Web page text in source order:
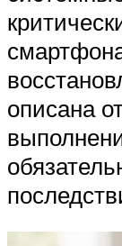
описана